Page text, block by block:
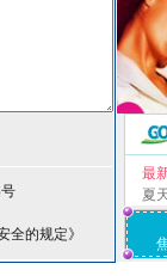
全的规定》
最
夏